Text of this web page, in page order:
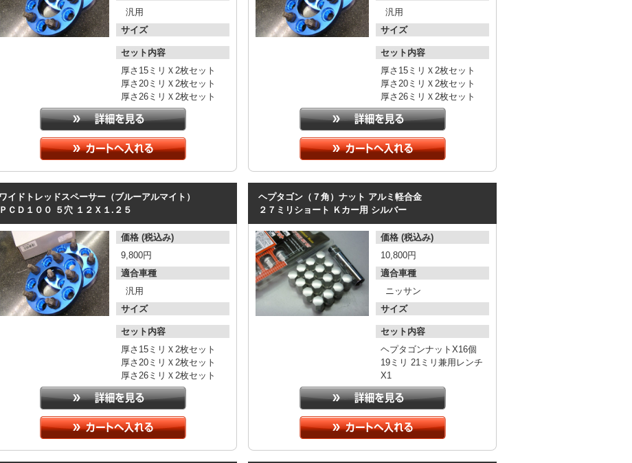
汎用
サイズ
セット内容
厚さ15ミリＸ2枚セット
厚さ20ミリＸ2枚セット
厚さ26ミリＸ2枚セット
汎用
サイズ
セット内容
厚さ15ミリＸ2枚セット
厚さ20ミリＸ2枚セット
厚さ26ミリＸ2枚セット
ワイドトレッドスペーサー（ブルーアルマイト）
ＰＣＤ１００ ５穴 １２Ｘ１.２５
価格 (税込み)
9,800円
適合車種
汎用
サイズ
セット内容
厚さ15ミリＸ2枚セット
厚さ20ミリＸ2枚セット
厚さ26ミリＸ2枚セット
ヘプタゴン（７角）ナット アルミ軽合金
２７ミリショート Ｋカー用 シルバー
価格 (税込み)
10,800円
適合車種
ニッサン
サイズ
セット内容
ヘプタゴンナットX16個
19ミリ 21ミリ兼用レンチ
X1